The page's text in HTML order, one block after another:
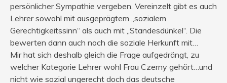
persönlicher Sympathie vergeben. Vereinzelt gibt es auch
Lehrer sowohl mit ausgeprägtem „sozialem
Gerechtigkeitssinn“ als auch mit „Standesdünkel“. Die
bewerten dann auch noch die soziale Herkunft mit…
Mir hat sich deshalb gleich die Frage aufgedrängt, zu
welcher Kategorie Lehrer wohl Frau Czerny gehört…und
nicht wie sozial ungerecht doch das deutsche